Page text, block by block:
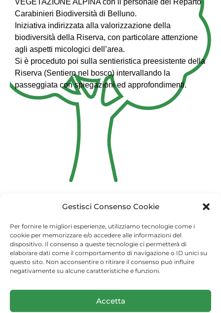
Gestisci Consenso Cookie
Per fornire le migliori esperienze, utilizziamo tecnologie come i
cookie per memorizzare e/o accedere alle informazioni del
dispositivo. Il consenso a queste tecnologie ci permetterà di
elaborare dati come il comportamento di navigazione o ID unici su
questo sito. Non acconsentire o ritirare il consenso può influire
negativamente su alcune caratteristiche e funzioni.
Accetta
VEGETAZIONE ALPINA con il personale del Reparto
Carabinieri Biodiversità di Belluno.
Iniziativa indirizzata alla valorizzazione della
biodiversità della Riserva, con particolare attenzione
agli aspetti micologici dell’area.
Si è proceduto poi sulla sentieristica preesistente della
Riserva (Sentiero nel bosco) intervallando la
passeggiata con spiegazioni ed approfondimenti.